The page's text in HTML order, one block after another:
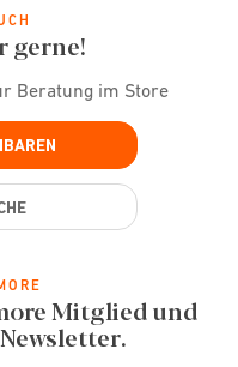
gerne!
Beratung im Store
Mitglied und